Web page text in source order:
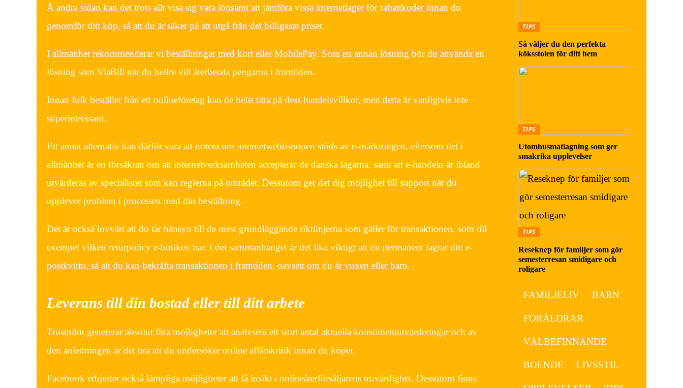
Å andra sidan kan det trots allt visa sig vara lönsamt att jämföra vissa internetlager för rabattkoder innan du
genomför ditt köp, så att du är säker på att utgå från det billigaste priset.
I allmänhet rekommenderar vi beställningar med kort eller MobilePay. Som en annan lösning bör du använda en
lösning som ViaBill när du hellre vill återbetala pengarna i framtiden.
Innan folk beställer från ett onlineföretag kan de helst titta på dess handelsvillkor, men detta är vanligtvis inte
superintressant.
Ett annat alternativ kan därför vara att notera om internetwebbshopen stöds av e-märkningen, eftersom det i
allmänhet är en försäkran om att internetverksamheten accepterar de danska lagarna, samt att e-handeln är ibland
utvärderas av specialister som kan reglerna på området. Dessutom ger det dig möjlighet till support när du
upplever problem i processen med din beställning.
Det är också lovvärt att du tar hänsyn till de mest grundläggande riktlinjerna som gäller för transaktionen, som till
exempel vilken returpolicy e-butiken har. I det sammanhanget är det lika viktigt att du permanent lagrar ditt e-
postkvitto, så att du kan bekräfta transaktionen i framtiden, oavsett om du är vuxen eller barn.
Leverans till din bostad eller till ditt arbete
Trustpilot genererar absolut fina möjligheter att analysera ett stort antal aktuella konsumentutvärderingar och av
den anledningen är det bra att du undersöker online affärskritik innan du köper.
Facebook erbjuder också lämpliga möjligheter att få insikt i onlineåterförsäljarens trovärdighet. Dessutom finns
TIPS
Så väljer du den perfekta
köksstolen för ditt hem
TIPS
Utomhusmatlagning som ger
smakrika upplevelser
TIPS
Reseknep för familjer som gör
semesterresan smidigare och
roligare
FAMILJELIV BARN
FÖRÄLDRAR
VÄLBEFINNANDE
BOENDE LIVSSTIL